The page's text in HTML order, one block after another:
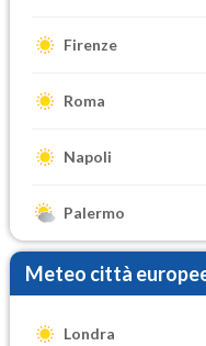
Firenze
Roma
Napoli
Palermo
Meteo città
Londra